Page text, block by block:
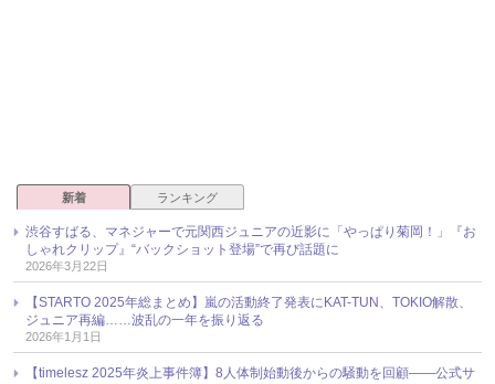
新着 ランキング
渋谷すばる、マネジャーで元関西ジュニアの近影に「やっぱり菊岡！」『お
しゃれクリップ』“バックショット登場”で再び話題に
2026年3月22日
【STARTO 2025年総まとめ】嵐の活動終了発表にKAT-TUN、TOKIO解散、
ジュニア再編……波乱の一年を振り返る
2026年1月1日
【timelesz 2025年炎上事件簿】8人体制始動後からの騒動を回顧――公式サ